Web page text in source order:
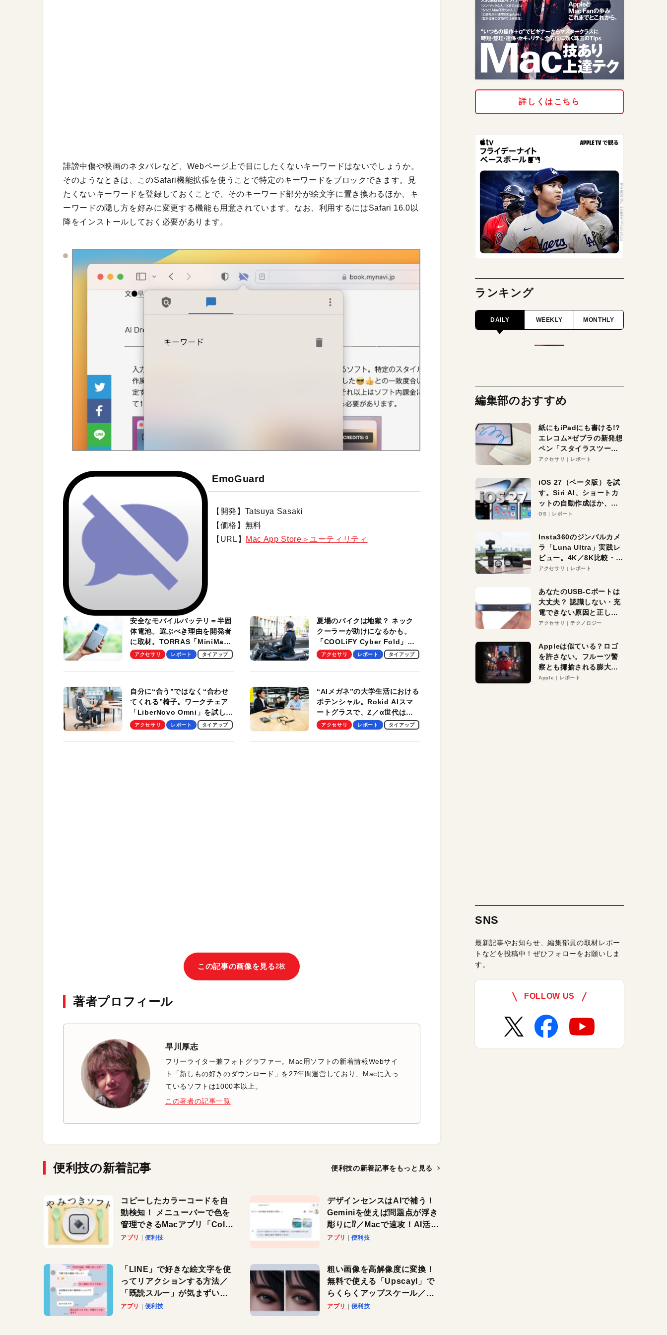
誹謗中傷や映画のネタバレなど、Webページ上で目にしたくないキーワードはないでしょうか。
そのようなときは、このSafari機能拡張を使うことで特定のキーワードをブロックできます。見
たくないキーワードを登録しておくことで、そのキーワード部分が絵文字に置き換わるほか、キ
ーワードの隠し方を好みに変更する機能も用意されています。なお、利用するにはSafari 16.0以
降をインストールしておく必要があります。
EmoGuard
【開発】Tatsuya Sasaki
【価格】無料
【URL】
Mac App Store＞ユーティリティ
安全なモバイルバッテリ＝半固
体電池。選ぶべき理由を開発者
に取材。TORRAS「MiniMag
Pro」の実機レビューも
アクセサリ レポート タイアップ
夏場のバイクは地獄？ ネック
クーラーが助けになるかも。
「COOLiFY Cyber Fold」レ
ビュー。冷却の速さ、密着する
性がグッド！
アクセサリ レポート タイアップ
自分に“合う”ではなく“合わせ
てくれる”椅子。ワークチェア
「LiberNovo Omni」を試して
わかったその魅力。まさかのス
アクセサリ レポート タイアップ
“AIメガネ”の大学生活における
ポテンシャル。Rokid AIスマ
ートグラスで、Z／α世代は何
を見る？ 現役学生起業家、そ
【PR】
アクセサリ レポート タイアップ
この記事の画像を見る2枚
著者プロフィール
早川厚志
フリーライター兼フォトグラファー。Mac用ソフトの新着情報Webサイ
ト「新しもの好きのダウンロード」を27年間運営しており、Macに入っ
ているソフトは1000本以上。
この著者の記事一覧
便利技の新着記事 便利技の新着記事をもっと見る
コピーしたカラーコードを自
動検知！ メニューバーで色を
管理できるMacアプリ「Color
Copy Bucket」
アプリ 便利技
デザインセンスはAIで補う！
Geminiを使えば問題点が浮き
彫りに⁉︎／Macで速攻！AI活用
テク
アプリ 便利技
「LINE」で好きな絵文字を使
ってリアクションする方法／
「既読スルー」が気まずいと
きに便利です！
アプリ 便利技
粗い画像を高解像度に変換！
無料で使える「Upscayl」で
らくらくアップスケール／
Macで速攻！AI活用テク
アプリ 便利技
詳しくはこちら
ランキング
DAILY WEEKLY MONTHLY
編集部のおすすめ
紙にもiPadにも書ける!?
エレコム×ゼブラの新発想
ペン「スタイラスツーウ
ェイ」レビュー。持ち替
アクセサリ レポート
iOS 27（ベータ版）を試
す。Siri AI、ショートカ
ットの自動作成ほか、期
待大の便利機能5選。
る未来はすぐそこ！
OS レポート
Insta360のジンバルカメ
ラ「Luna Ultra」実践レ
ビュー。4K／8K比較・ズ
ーム・夜間撮影をチェッ
アクセサリ レポート
あなたのUSB-Cポートは
大丈夫？ 認識しない・充
電できない原因と正しい
対策
アクセサリ テクノロジー
Appleは似ている？ロゴ
を許さない。フルーツ警
察とも揶揄される膨大な
異議申し立て。対象は非
Apple レポート
SNS
最新記事やお知らせ、編集部員の取材レポー
トなどを投稿中！ぜひフォローをお願いしま
す。
FOLLOW US